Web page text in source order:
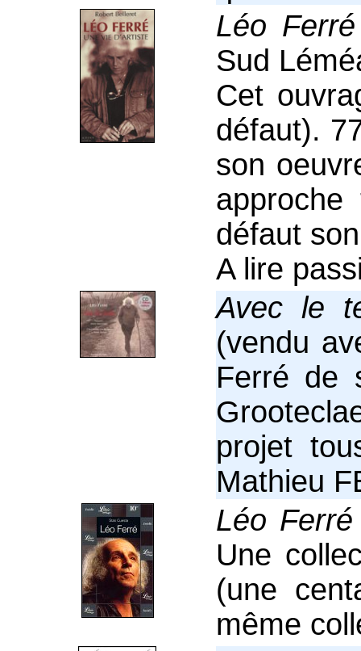
Léo
Sud
Cet
défaut).
son
défaut
A lire
Avec le
(vendu
Ferré de
projet
Mathieu
Léo
Une
(une
même